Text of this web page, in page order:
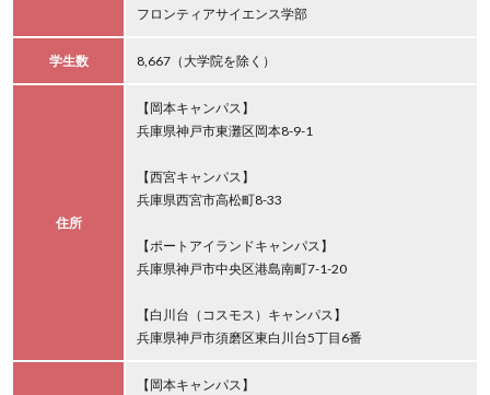
フロンティアサイエンス学部
学生数 8,667（大学院を除く）
住所
【岡本キャンパス】
兵庫県神戸市東灘区岡本8-9-1
【西宮キャンパス】
兵庫県西宮市高松町8-33
【ポートアイランドキャンパス】
兵庫県神戸市中央区港島南町7-1-20
【白川台（コスモス）キャンパス】
兵庫県神戸市須磨区東白川台5丁目6番
【岡本キャンパス】